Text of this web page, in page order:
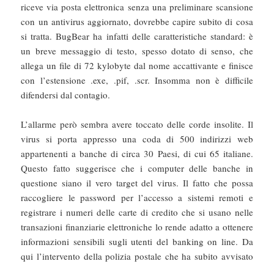
riceve via posta elettronica senza una preliminare scansione
con un antivirus aggiornato, dovrebbe capire subito di cosa
si tratta. BugBear ha infatti delle caratteristiche standard: è
un breve messaggio di testo, spesso dotato di senso, che
allega un file di 72 kylobyte dal nome accattivante e finisce
con l’estensione .exe, .pif, .scr. Insomma non è difficile
difendersi dal contagio.
L’allarme però sembra avere toccato delle corde insolite. Il
virus si porta appresso una coda di 500 indirizzi web
appartenenti a banche di circa 30 Paesi, di cui 65 italiane.
Questo fatto suggerisce che i computer delle banche in
questione siano il vero target del virus. Il fatto che possa
raccogliere le password per l’accesso a sistemi remoti e
registrare i numeri delle carte di credito che si usano nelle
transazioni finanziarie elettroniche lo rende adatto a ottenere
informazioni sensibili sugli utenti del banking on line. Da
qui l’intervento della polizia postale che ha subito avvisato